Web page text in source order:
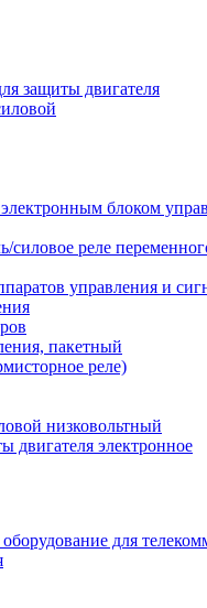
защиты двигателя
блоком
силовое реле
управления и
пакетный
реле)
низковольтный
двигателя электронное
для